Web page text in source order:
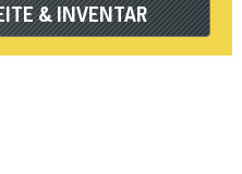
& INVENTAR